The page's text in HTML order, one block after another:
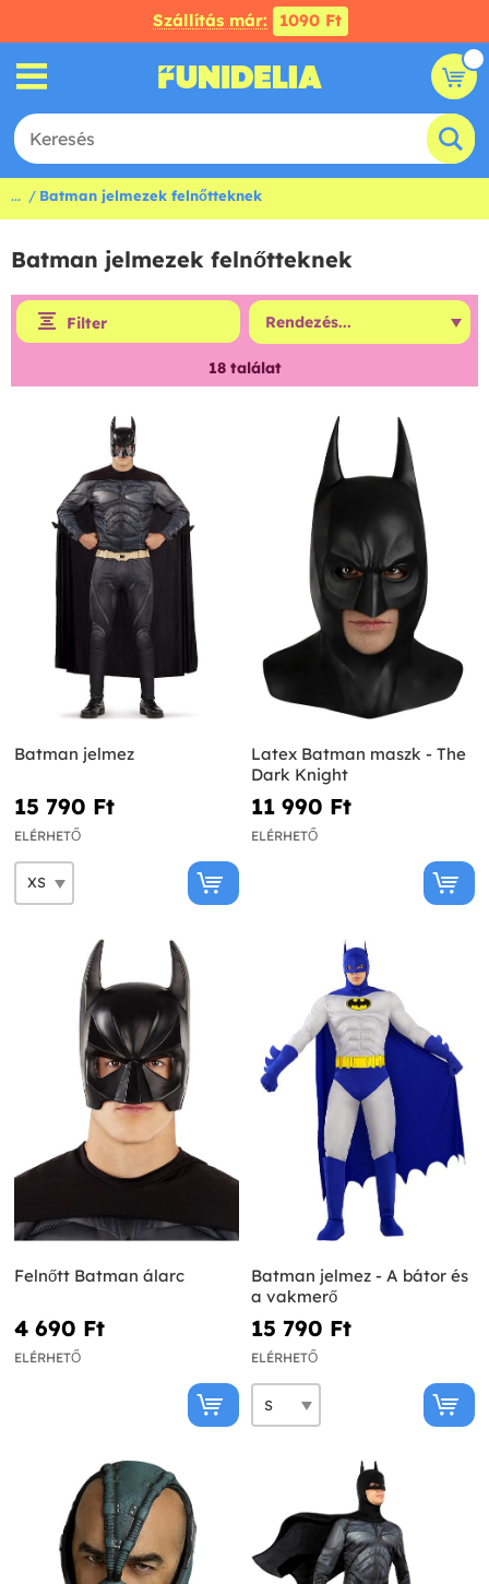
Szállítás már: 1090 Ft
... Batman jelmezek felnőtteknek
Batman jelmezek felnőtteknek
Filter
18találat
Batman jelmez
15 790 Ft‎
ELÉRHETŐ
Latex Batman maszk - The
Dark Knight
11 990 Ft‎
ELÉRHETŐ
Felnőtt Batman álarc
4 690 Ft‎
ELÉRHETŐ
Batman jelmez - A bátor és
a vakmerő
15 790 Ft‎
ELÉRHETŐ